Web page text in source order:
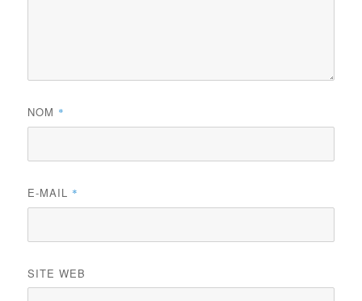
NOM *
E-MAIL *
SITE WEB